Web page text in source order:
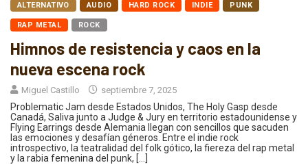
ALTERNATIVO AUDIO HARD ROCK INDIE PUNK
RAP METAL ROCK
Himnos de resistencia y caos en la
nueva escena rock
Miguel Castillo septiembre 7, 2025
Problematic Jam desde Estados Unidos, The Holy Gasp desde
Canadá, Saliva junto a Judge & Jury en territorio estadounidense y
Flying Earrings desde Alemania llegan con sencillos que sacuden
las emociones y desafían géneros. Entre el indie rock
introspectivo, la teatralidad del folk gótico, la fiereza del rap metal
y la rabia femenina del punk, […]